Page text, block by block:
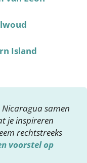
Island
Nicaragua samen
je inspireren
rechtstreeks
voorstel op